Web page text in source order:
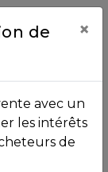
de
×
avec un
les intérêts
de